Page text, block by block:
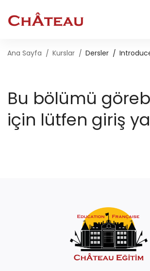
Ana Sayfa Kurslar Dersler
Bu bölümü
için lütfen giriş